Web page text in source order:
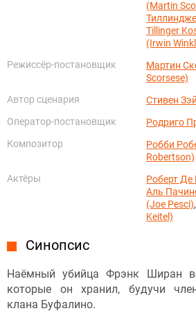
(Martin
Tillinger
(Irwin
Режиссёр-постановщик
Мартин
Scorsese)
Автор сценария
Стивен
Оператор-постановщик
Родриго
Композитор
Робби
Robertson)
Актёры
Роберт Де
Аль
(Joe Pesci)
Keitel)
Синопсис
Наёмный убийца Фрэнк Ширан
которые он хранил, будучи
клана Буфалино.